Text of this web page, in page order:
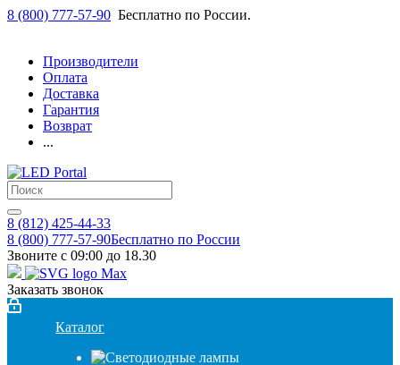
8 (800) 777-57-90 Бесплатно по России.
Производители
Оплата
Доставка
Гарантия
Возврат
...
8 (812) 425-44-33
8 (800) 777-57-90Бесплатно по России
Звоните с 09:00 до 18.30
Заказать звонок
Каталог